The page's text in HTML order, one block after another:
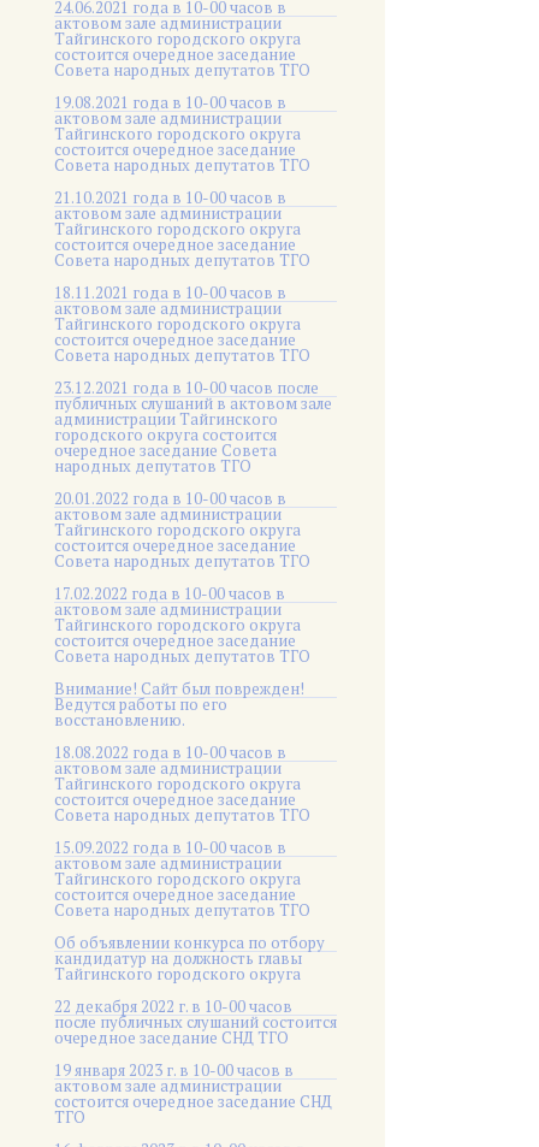
24.06.2021 года в 10-00 часов в
актовом зале администрации
Тайгинского городского округа
состоится очередное заседание
Совета народных депутатов ТГО
19.08.2021 года в 10-00 часов в
актовом зале администрации
Тайгинского городского округа
состоится очередное заседание
Совета народных депутатов ТГО
21.10.2021 года в 10-00 часов в
актовом зале администрации
Тайгинского городского округа
состоится очередное заседание
Совета народных депутатов ТГО
18.11.2021 года в 10-00 часов в
актовом зале администрации
Тайгинского городского округа
состоится очередное заседание
Совета народных депутатов ТГО
23.12.2021 года в 10-00 часов после
публичных слушаний в актовом зале
администрации Тайгинского
городского округа состоится
очередное заседание Совета
народных депутатов ТГО
20.01.2022 года в 10-00 часов в
актовом зале администрации
Тайгинского городского округа
состоится очередное заседание
Совета народных депутатов ТГО
17.02.2022 года в 10-00 часов в
актовом зале администрации
Тайгинского городского округа
состоится очередное заседание
Совета народных депутатов ТГО
Внимание! Сайт был поврежден!
Ведутся работы по его
восстановлению.
18.08.2022 года в 10-00 часов в
актовом зале администрации
Тайгинского городского округа
состоится очередное заседание
Совета народных депутатов ТГО
15.09.2022 года в 10-00 часов в
актовом зале администрации
Тайгинского городского округа
состоится очередное заседание
Совета народных депутатов ТГО
Об объявлении конкурса по отбору
кандидатур на должность главы
Тайгинского городского округа
22 декабря 2022 г. в 10-00 часов
после публичных слушаний состоится
очередное заседание СНД ТГО
19 января 2023 г. в 10-00 часов в
актовом зале администрации
состоится очередное заседание СНД
ТГО